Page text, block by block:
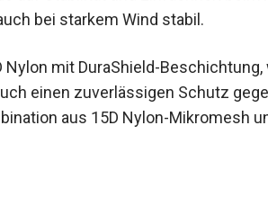
auch bei starkem Wind stabil.
mit DuraShield-
auch einen zuverlässigen Schutz
Kombination aus 15D Nylon-
sorgt.